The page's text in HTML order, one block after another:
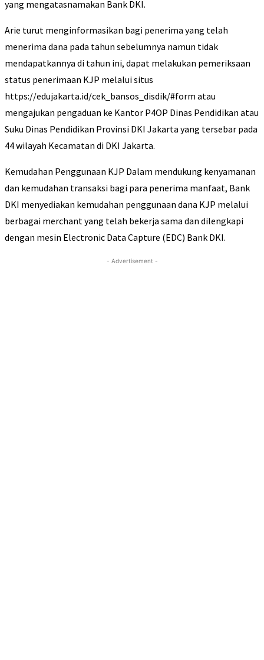
yang mengatasnamakan Bank DKI.
Arie turut menginformasikan bagi penerima yang telah
menerima dana pada tahun sebelumnya namun tidak
mendapatkannya di tahun ini, dapat melakukan pemeriksaan
status penerimaan KJP melalui situs
https://edujakarta.id/cek_bansos_disdik/#form atau
mengajukan pengaduan ke Kantor P4OP Dinas Pendidikan atau
Suku Dinas Pendidikan Provinsi DKI Jakarta yang tersebar pada
44 wilayah Kecamatan di DKI Jakarta.
Kemudahan Penggunaan KJP Dalam mendukung kenyamanan
dan kemudahan transaksi bagi para penerima manfaat, Bank
DKI menyediakan kemudahan penggunaan dana KJP melalui
berbagai merchant yang telah bekerja sama dan dilengkapi
dengan mesin Electronic Data Capture (EDC) Bank DKI.
- Advertisement -